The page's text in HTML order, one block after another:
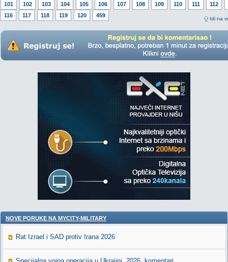
101
102 103 104 105 106 107 108 109 110 111
112
116
117 118 119 120 459
Idi na
NOVE PORUKE NA MYCITY-MILITARY
Rat Izrael i SAD protiv Irana 2026